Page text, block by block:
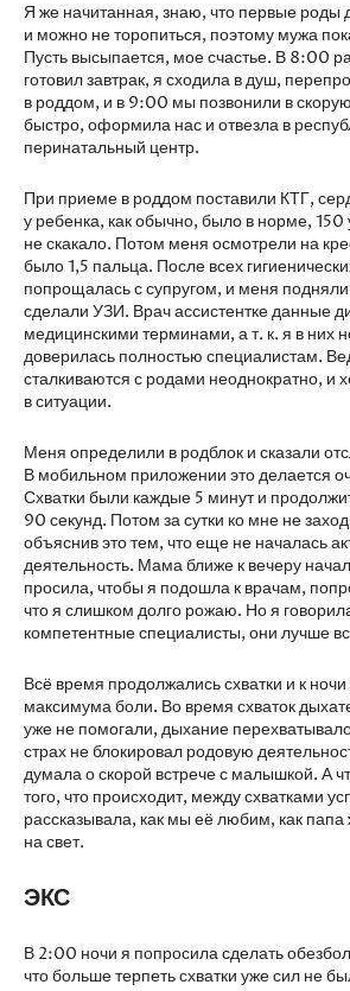
Я же начитанная, знаю, что первые роды
и можно не торопиться, поэтому мужа
Пусть высыпается, мое счастье. В 8:00
готовил завтрак, я сходила в душ,
в роддом, и в 9:00 мы позвонили в
быстро, оформила нас и отвезла в
перинатальный центр.
При приеме в роддом поставили КТГ,
у ребенка, как обычно, было в норме, 150
не скакало. Потом меня осмотрели на
было 1,5 пальца. После всех
попрощалась с супругом, и меня
сделали УЗИ. Врач ассистентке данные
медицинскими терминами, а т. к. я в них
доверилась полностью специалистам.
сталкиваются с родами неоднократно, и
в ситуации.
Меня определили в родблок и сказали
В мобильном приложении это делается
Схватки были каждые 5 минут и
90 секунд. Потом за сутки ко мне не
объяснив это тем, что еще не началась
деятельность. Мама ближе к вечеру
просила, чтобы я подошла к врачам,
что я слишком долго рожаю. Но я
компетентные специалисты, они лучше
Всё время продолжались схватки и к ночи
максимума боли. Во время схваток
уже не помогали, дыхание
страх не блокировал родовую
думала о скорой встрече с малышкой. А
того, что происходит, между схватками
рассказывала, как мы её любим, как
на свет.
ЭКС
В 2:00 ночи я попросила сделать
что больше терпеть схватки уже сил не